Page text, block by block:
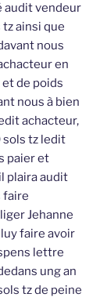
audit vendeur
ainsi que
nous
en
et de poids
nous à bien
achacteur,
sols tz ledit
paier et
plaira audit
faire
Jehanne
faire avoir
lettre
ung an
tz de peine